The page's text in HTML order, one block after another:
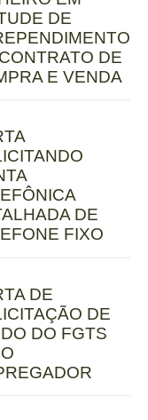
DE
DE
E VENDA
DE
FIXO
DE
DE
DO FGTS